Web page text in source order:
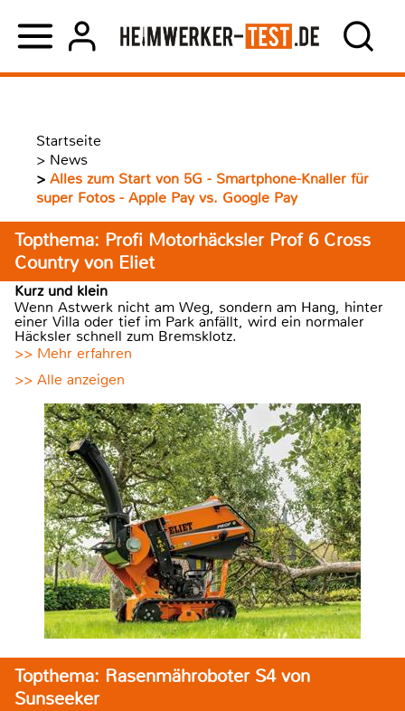
Startseite
> News
> Alles zum Start von 5G - Smartphone-Knaller für
super Fotos - Apple Pay vs. Google Pay
Topthema: Profi Motorhäcksler Prof 6 Cross
Country von Eliet
Kurz und klein
Wenn Astwerk nicht am Weg, sondern am Hang, hinter
einer Villa oder tief im Park anfällt, wird ein normaler
Häcksler schnell zum Bremsklotz.
>> Mehr erfahren
>> Alle anzeigen
Topthema: Rasenmähroboter S4 von
Sunseeker